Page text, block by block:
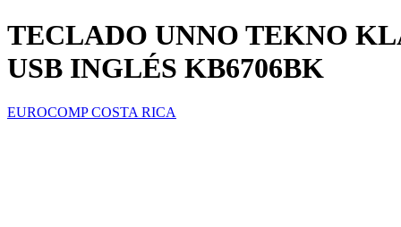
TECLADO UNNO TEKNO
USB INGLÉS KB6706BK
EUROCOMP COSTA RICA